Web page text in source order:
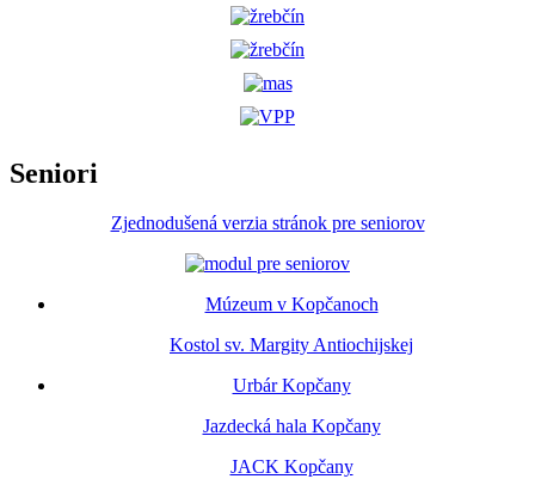
Seniori
Zjednodušená verzia stránok pre seniorov
Múzeum v Kopčanoch
Kostol sv. Margity Antiochijskej
Urbár Kopčany
Jazdecká hala Kopčany
JACK Kopčany